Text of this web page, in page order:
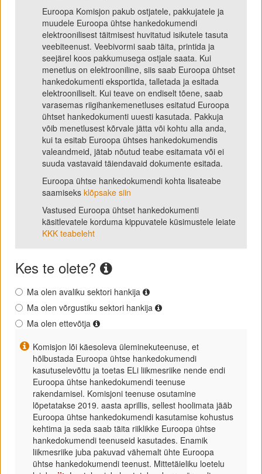
Euroopa Komisjon pakub ostjatele, pakkujatele ja
muudele Euroopa ühtse hankedokumendi
elektroonilisest täitmisest huvitatud isikutele tasuta
veebiteenust. Veebivormi saab täita, printida ja
seejärel koos pakkumusega ostjale saata. Kui
menetlus on elektrooniline, siis saab Euroopa ühtset
hankedokumenti eksportida, talletada ja esitada
elektrooniliselt. Kui teave on endiselt tõene, saab
varasemas riigihankemenetluses esitatud Euroopa
ühtset hankedokumenti uuesti kasutada. Pakkuja
võib menetlusest kõrvale jätta või kohtu alla anda,
kui ta esitab Euroopa ühtses hankedokumendis
valeandmeid, jätab nõutud teabe esitamata või ei
suuda vastavaid täiendavaid dokumente esitada.
Euroopa ühtse hankedokumendi kohta lisateabe
saamiseks klõpsake siin
Vastused Euroopa ühtset hankedokumenti
käsitlevatele korduma kippuvatele küsimustele leiate
KKK teabeleht
Kes te olete?
Ma olen avaliku sektori hankija
Ma olen võrgustiku sektori hankija
Ma olen ettevõtja
Komisjon lõi käesoleva üleminekuteenuse, et
hõlbustada Euroopa ühtse hankedokumendi
kasutuselevõttu ja toetas ELi liikmesriike nende endi
Euroopa ühtse hankedokumendi teenuse
rakendamisel. Komisjoni teenuse osutamine
lõpetatakse 2019. aasta aprillis, sellest hoolimata jääb
Euroopa ühtse hankedokumendi kasutamise kohustus
kehtima ja seda saab täita riiklikke Euroopa ühtse
hankedokumendi teenuseid kasutades. Enamik
liikmesriike juba pakuvad vähemalt ühte Euroopa
ühtse hankedokumendi teenust. Mittetäieliku loetelu